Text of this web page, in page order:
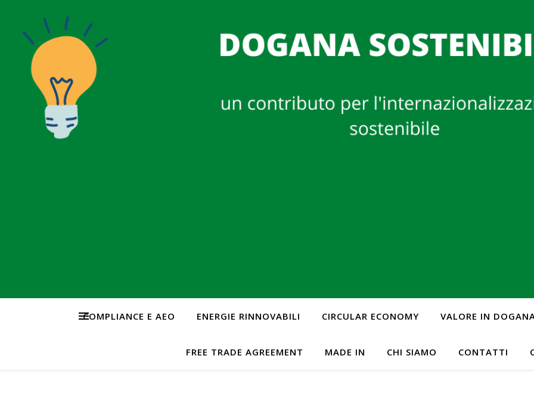
COMPLIANCE E AEO ENERGIE RINNOVABILI CIRCULAR ECONOMY VALORE IN
FREE TRADE AGREEMENT MADE IN CHI SIAMO CONTATTI